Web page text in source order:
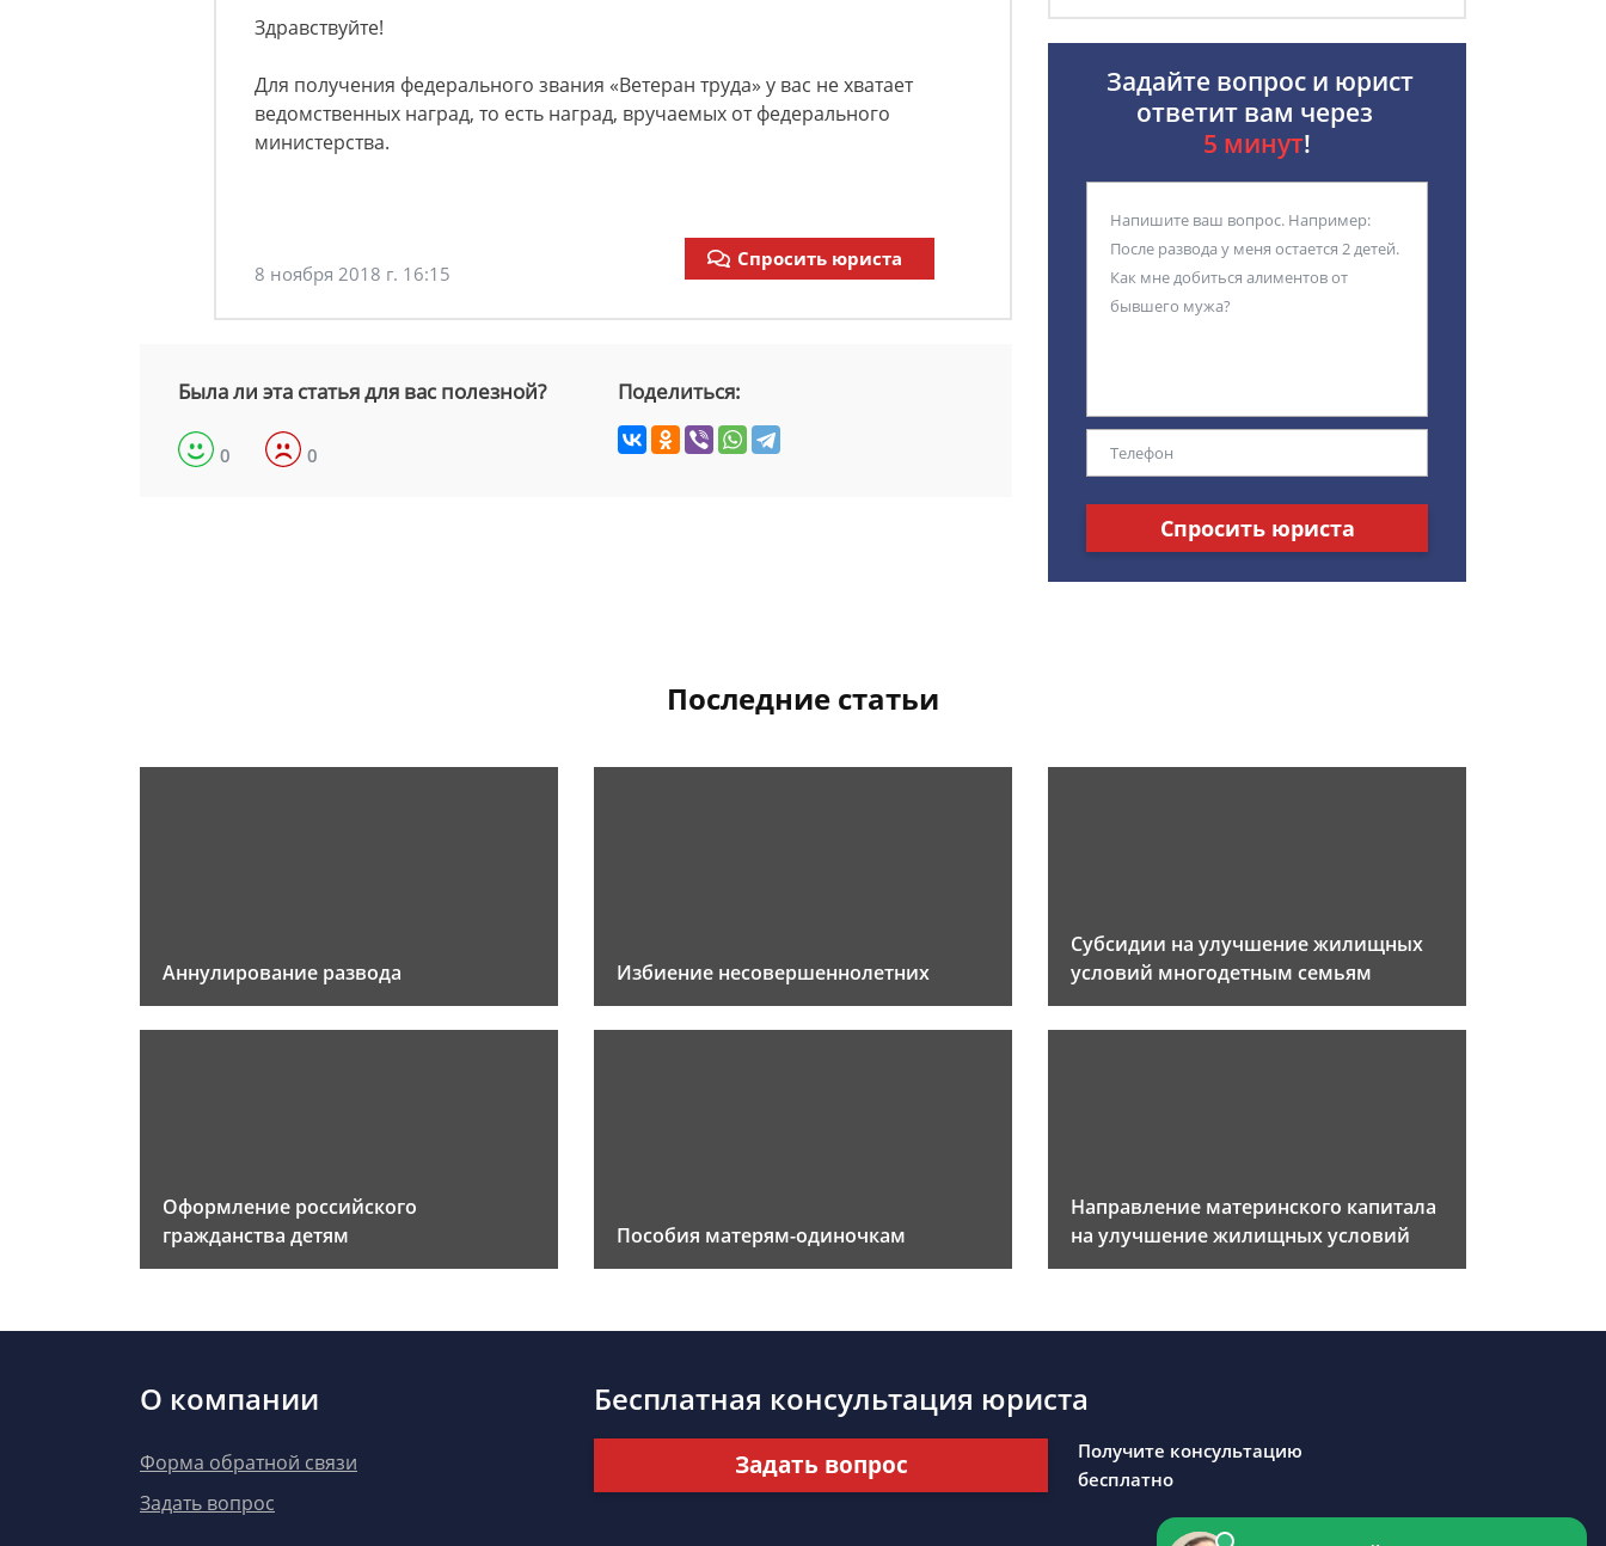
Здравствуйте!
Для получения федерального звания «Ветеран труда» у вас не хватает
ведомственных наград, то есть наград, вручаемых от федерального
министерства.
8 ноября 2018 г. 16:15
Спросить юриста
Была ли эта статья для вас полезной?
0 0
Поделиться:
Задайте вопрос и юрист
ответит вам через
5 минут!
Спросить юриста
Последние статьи
Аннулирование развода Избиение несовершеннолетних
Субсидии на улучшение жилищных
условий многодетным семьям
Оформление российского
гражданства детям
Пособия матерям-одиночкам
Направление материнского капитала
на улучшение жилищных условий
О компании
Форма обратной связи
Задать вопрос
Бесплатная консультация юриста
Задать вопрос
Получите консультацию
бесплатно